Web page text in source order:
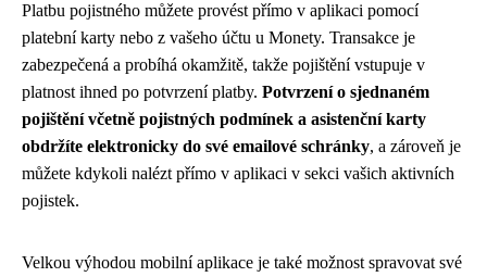
Platbu pojistného můžete provést přímo v aplikaci pomocí
platební karty nebo z vašeho účtu u Monety. Transakce je
zabezpečená a probíhá okamžitě, takže pojištění vstupuje v
platnost ihned po potvrzení platby. Potvrzení o sjednaném
pojištění včetně pojistných podmínek a asistenční karty
obdržíte elektronicky do své emailové schránky, a zároveň je
můžete kdykoli nalézt přímo v aplikaci v sekci vašich aktivních
pojistek.
Velkou výhodou mobilní aplikace je také možnost spravovat své